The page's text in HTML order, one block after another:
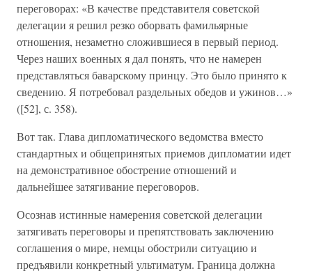
переговорах: «В качестве представителя советской
делегации я решил резко оборвать фамильярные
отношения, незаметно сложившиеся в первый период.
Через наших военных я дал понять, что не намерен
представляться баварскому принцу. Это было принято к
сведению. Я потребовал раздельных обедов и ужинов…»
([52], с. 358).
Вот так. Глава дипломатического ведомства вместо
стандартных и общепринятых приемов дипломатии идет
на демонстративное обострение отношений и
дальнейшее затягивание переговоров.
Осознав истинные намерения советской делегации
затягивать переговоры и препятствовать заключению
соглашения о мире, немцы обострили ситуацию и
предъявили конкретный ультиматум. Граница должна